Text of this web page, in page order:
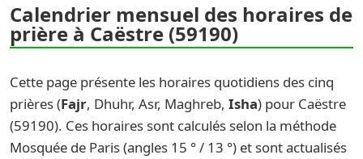
Calendrier mensuel des horaires de
prière à Caëstre (59190)
Cette page présente les horaires quotidiens des cinq
prières (Fajr, Dhuhr, Asr, Maghreb, Isha) pour Caëstre
(59190). Ces horaires sont calculés selon la méthode
Mosquée de Paris (angles 15 ° / 13 °) et sont actualisés